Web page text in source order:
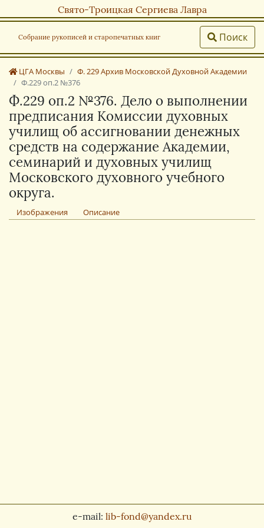
Свято-Троицкая Сергиева Лавра
Собрание рукописей и старопечатных книг Поиск
ЦГА Москвы
Ф. 229 Архив Московской Духовной Академии
Ф.229 оп.2 №376
Ф.229 оп.2 №376. Дело о выполнении
предписания Комиссии духовных
училищ об ассигновании денежных
средств на содержание Академии,
семинарий и духовных училищ
Московского духовного учебного
округа.
Изображения Описание
e-mail: lib-fond@yandex.ru